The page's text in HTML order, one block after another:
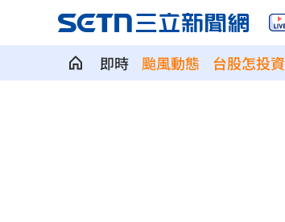
即時 颱風動態 台股怎投資